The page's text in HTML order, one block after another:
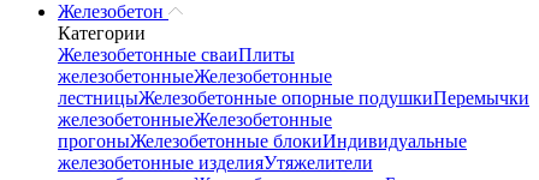
Железобетон
Категории
Железобетонные сваиПлиты
железобетонныеЖелезобетонные
лестницыЖелезобетонные опорные подушкиПеремычки
железобетонныеЖелезобетонные
прогоныЖелезобетонные блокиИндивидуальные
железобетонные изделияУтяжелители